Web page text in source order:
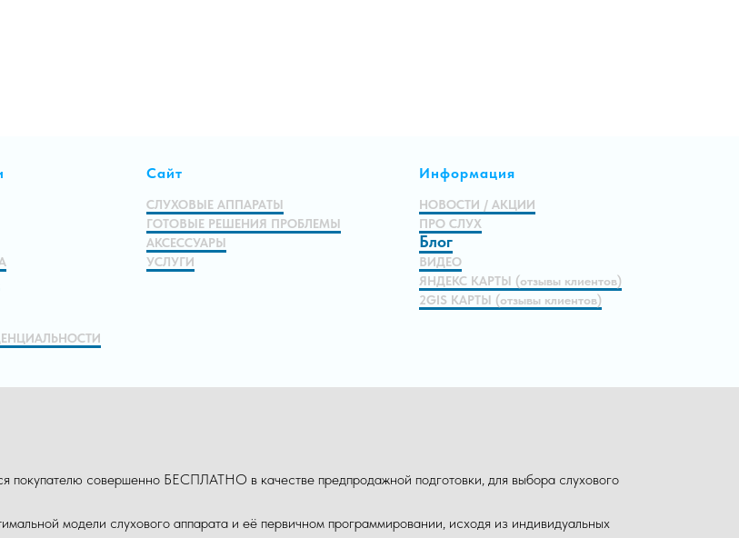
Сайт
СЛУХОВЫЕ АППАРАТЫ
ГОТОВЫЕ РЕШЕНИЯ ПРОБЛЕМЫ
АКСЕССУАРЫ
УСЛУГИ
Информация
НОВОСТИ / АКЦИИ
ПРО СЛУХ
Блог
ВИДЕО
ЯНДЕКС КАРТЫ (отзывы клиентов)
2GIS КАРТЫ (отзывы клиентов)
покупателю совершенно БЕСПЛАТНО в качестве предпродажной подготовки, для выбора слухового
модели слухового аппарата и её первичном программировании, исходя из индивидуальных